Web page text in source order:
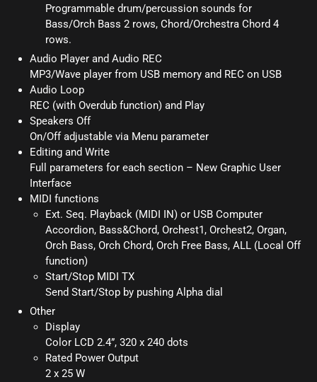
Programmable drum/percussion sounds for
Bass/Orch Bass 2 rows, Chord/Orchestra Chord 4
rows.
Audio Player and Audio REC
MP3/Wave player from USB memory and REC on USB
Audio Loop
REC (with Overdub function) and Play
Speakers Off
On/Off adjustable via Menu parameter
Editing and Write
Full parameters for each section – New Graphic User
Interface
MIDI functions
Ext. Seq. Playback (MIDI IN) or USB Computer
Accordion, Bass&Chord, Orchest1, Orchest2, Organ,
Orch Bass, Orch Chord, Orch Free Bass, ALL (Local Off
function)
Start/Stop MIDI TX
Send Start/Stop by pushing Alpha dial
Other
Display
Color LCD 2.4”, 320 x 240 dots
Rated Power Output
2 x 25 W